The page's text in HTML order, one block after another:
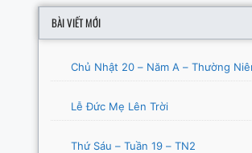
BÀI VIẾT MỚI
Chủ Nhật 20 – Năm A – Thường
Lễ Đức Mẹ Lên Trời
Thứ Sáu – Tuần 19 – TN2